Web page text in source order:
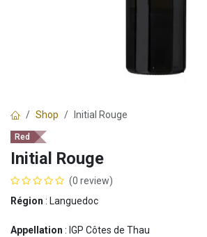
Shop Initial Rouge
Red
Initial Rouge
(0 review)
Région : Languedoc
Appellation : IGP Côtes de Thau